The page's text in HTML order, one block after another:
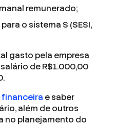
remunerado;
o sistema S (SESI,
gasto pela empresa
de R$1.000,00
e saber
além de outros
no planejamento do